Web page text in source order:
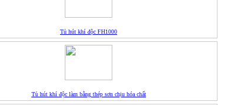
Tủ hút khí độc FH1000
Tủ hút khí độc làm bằng thép sơn chịu hóa chất